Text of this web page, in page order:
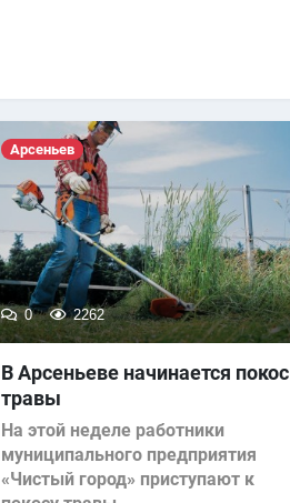
Арсеньев
0 2262
В Арсеньеве начинается покос
травы
На этой неделе работники
муниципального предприятия
«Чистый город» приступают к